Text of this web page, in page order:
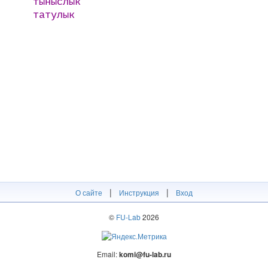
татулык
О сайте | Инструкция | Вход
© FU-Lab2026
Email:komi@fu-lab.ru